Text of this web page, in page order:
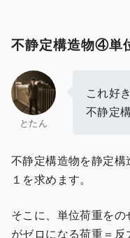
不静定構造物④単
とたん
これ好
不静定
不静定構造物を静定
１を求めます。
そこに、単位荷重を
がゼロになる荷重＝反